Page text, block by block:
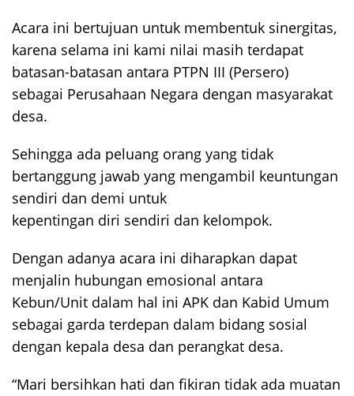
Acara ini bertujuan untuk membentuk sinergitas,
karena selama ini kami nilai masih terdapat
batasan-batasan antara PTPN III (Persero)
sebagai Perusahaan Negara dengan masyarakat
desa.
Sehingga ada peluang orang yang tidak
bertanggung jawab yang mengambil keuntungan
sendiri dan demi untuk
kepentingan diri sendiri dan kelompok.
Dengan adanya acara ini diharapkan dapat
menjalin hubungan emosional antara
Kebun/Unit dalam hal ini APK dan Kabid Umum
sebagai garda terdepan dalam bidang sosial
dengan kepala desa dan perangkat desa.
“Mari bersihkan hati dan fikiran tidak ada muatan